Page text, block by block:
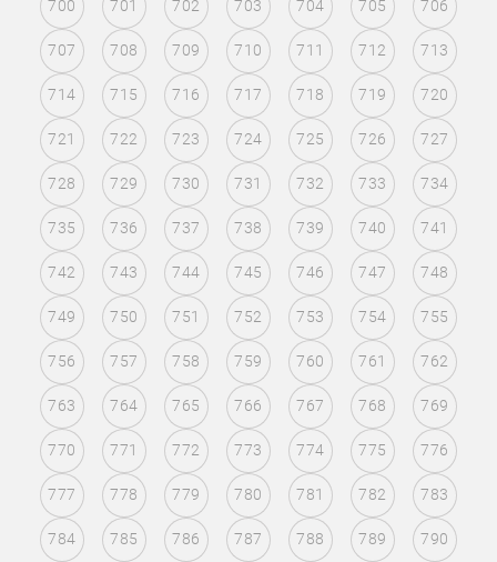
700 701 702 703 704 705 706
707 708 709 710 711 712 713
714 715 716 717 718 719 720
721 722 723 724 725 726 727
728 729 730 731 732 733 734
735 736 737 738 739 740 741
742 743 744 745 746 747 748
749 750 751 752 753 754 755
756 757 758 759 760 761 762
763 764 765 766 767 768 769
770 771 772 773 774 775 776
777 778 779 780 781 782 783
784 785 786 787 788 789 790